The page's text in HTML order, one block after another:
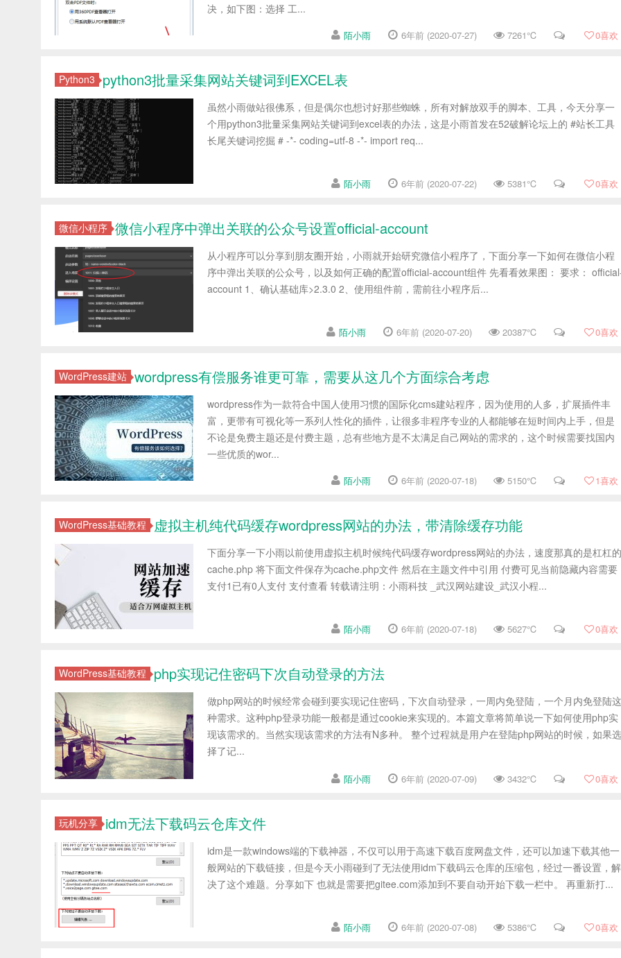
决，如下图：选择 工...
陌小雨 6年前 (2020-07-27) 7261℃ 0喜欢
Python3 python3批量采集网站关键词到EXCEL表
虽然小雨做站很佛系，但是偶尔也想讨好那些蜘蛛，所有对解放双手的脚本、工具，今天分享一
个用python3批量采集网站关键词到excel表的办法，这是小雨首发在52破解论坛上的 #站长工具
长尾关键词挖掘 # -*- coding=utf-8 -*- import req...
陌小雨 6年前 (2020-07-22) 5381℃ 0喜欢
微信小程序 微信小程序中弹出关联的公众号设置official-account
从小程序可以分享到朋友圈开始，小雨就开始研究微信小程序了，下面分享一下如何在微信小程
序中弹出关联的公众号，以及如何正确的配置official-account组件 先看看效果图： 要求：
account 1、确认基础库>2.3.0 2、使用组件前，需前往小程序后...
陌小雨 6年前 (2020-07-20) 20387℃ 0喜欢
WordPress建站 wordpress有偿服务谁更可靠，需要从这几个方面综合考虑
wordpress作为一款符合中国人使用习惯的国际化cms建站程序，因为使用的人多，扩展插件丰
富，更带有可视化等一系列人性化的插件，让很多非程序专业的人都能够在短时间内上手，但是
不论是免费主题还是付费主题，总有些地方是不太满足自己网站的需求的，这个时候需要找国内
一些优质的wor...
陌小雨 6年前 (2020-07-18) 5150℃ 1喜欢
WordPress基础教程 虚拟主机纯代码缓存wordpress网站的办法，带清除缓存功能
下面分享一下小雨以前使用虚拟主机时候纯代码缓存wordpress网站的办法，速度那真的是杠杠的
cache.php 将下面文件保存为cache.php文件 然后在主题文件中引用 付费可见当前隐藏内容需要
支付1已有0人支付 支付查看 转载请注明：小雨科技 _武汉网站建设_武汉小程...
陌小雨 6年前 (2020-07-18) 5627℃ 0喜欢
WordPress基础教程 php实现记住密码下次自动登录的方法
做php网站的时候经常会碰到要实现记住密码，下次自动登录，一周内免登陆，一个月内免登陆这
种需求。这种php登录功能一般都是通过cookie来实现的。本篇文章将简单说一下如何使用php实
现该需求的。当然实现该需求的方法有N多种。 整个过程就是用户在登陆php网站的时候，如果选
择了记...
陌小雨 6年前 (2020-07-09) 3432℃ 0喜欢
玩机分享 idm无法下载码云仓库文件
idm是一款windows端的下载神器，不仅可以用于高速下载百度网盘文件，还可以加速下载其他一
般网站的下载链接，但是今天小雨碰到了无法使用idm下载码云仓库的压缩包，经过一番设置，解
决了这个难题。分享如下 也就是需要把gitee.com添加到不要自动开始下载一栏中。 再重新打...
陌小雨 6年前 (2020-07-08) 5386℃ 0喜欢